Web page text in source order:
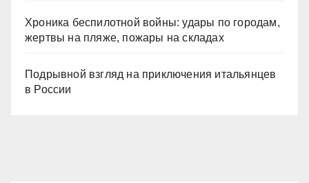
Хроника беспилотной войны: удары по городам,
жертвы на пляже, пожары на складах
Подрывной взгляд на приключения итальянцев
в России